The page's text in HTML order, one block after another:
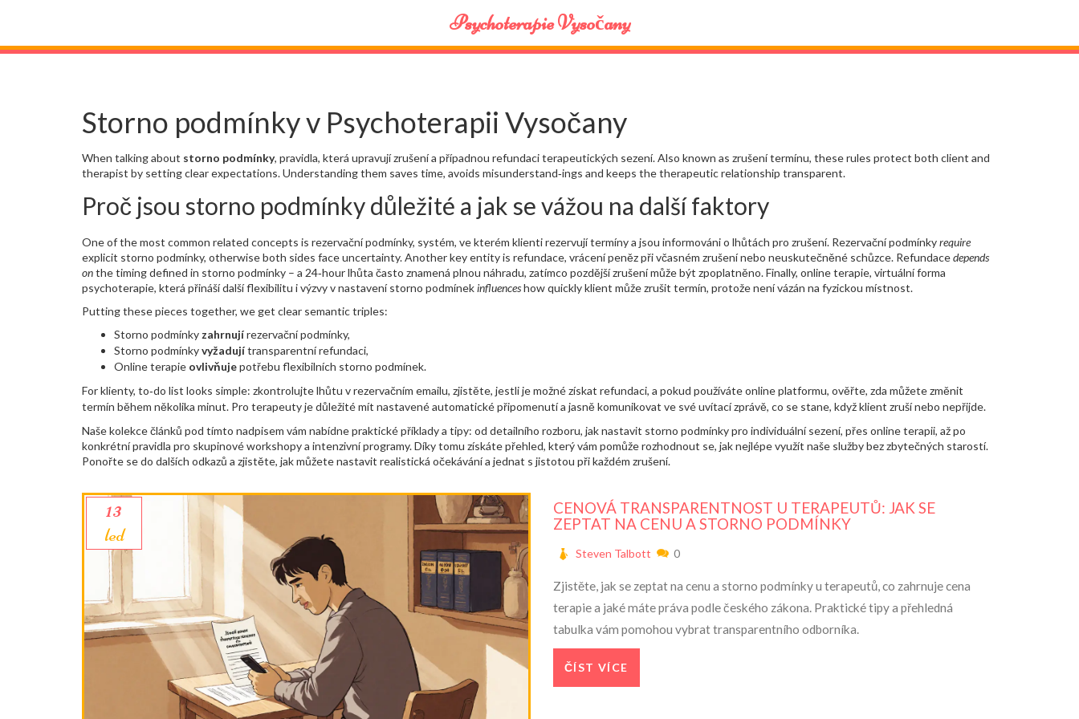
Psychoterapie Vysočany
Storno podmínky v Psychoterapii Vysočany
When talking about storno podmínky, pravidla, která upravují zrušení a případnou refundaci terapeutických sezení. Also known as zrušení termínu, these rules protect both client and
therapist by setting clear expectations. Understanding them saves time, avoids misunderstand‑ings and keeps the therapeutic relationship transparent.
Proč jsou storno podmínky důležité a jak se vážou na další faktory
One of the most common related concepts is rezervační podmínky, systém, ve kterém klienti rezervují termíny a jsou informováni o lhůtách pro zrušení. Rezervační podmínkyrequire
explicit storno podmínky, otherwise both sides face uncertainty. Another key entity is refundace, vrácení peněz při včasném zrušení nebo neuskutečněné schůzce. Refundacedepends
onthe timing defined in storno podmínky – a 24‑hour lhůta často znamená plnou náhradu, zatímco pozdější zrušení může být zpoplatněno. Finally, online terapie, virtuální forma
psychoterapie, která přináší další flexibilitu i výzvy v nastavení storno podmínekinfluenceshow quickly klient může zrušit termín, protože není vázán na fyzickou místnost.
Putting these pieces together, we get clear semantic triples:
Storno podmínky zahrnujírezervační podmínky,
Storno podmínkyvyžadujítransparentní refundaci,
Online terapie ovlivňujepotřebu flexibilních storno podmínek.
For klienty, to‑do list looks simple: zkontrolujte lhůtu v rezervačním emailu, zjistěte, jestli je možné získat refundaci, a pokud používáte online platformu, ověřte, zda můžete změnit
termín během několika minut. Pro terapeuty je důležité mít nastavené automatické připomenutí a jasně komunikovat ve své uvítací zprávě, co se stane, když klient zruší nebo nepřijde.
Naše kolekce článků pod tímto nadpisem vám nabídne praktické příklady a tipy: od detailního rozboru, jak nastavit storno podmínky pro individuální sezení, přes online terapii, až po
konkrétní pravidla pro skupinové workshopy a intenzivní programy. Díky tomu získáte přehled, který vám pomůže rozhodnout se, jak nejlépe využít naše služby bez zbytečných starostí.
Ponořte se do dalších odkazů a zjistěte, jak můžete nastavit realistická očekávání a jednat s jistotou při každém zrušení.
13
led
CENOVÁ TRANSPARENTNOST U TERAPEUTŮ: JAK SE
ZEPTAT NA CENU A STORNO PODMÍNKY
Steven Talbott 0
Zjistěte, jak se zeptat na cenu a storno podmínky u terapeutů, co zahrnuje cena
terapie a jaké máte práva podle českého zákona. Praktické tipy a přehledná
tabulka vám pomohou vybrat transparentního odborníka.
ČÍST VÍCE